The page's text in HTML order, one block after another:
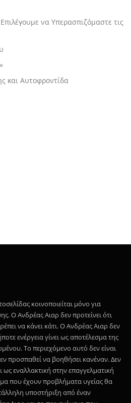
να Υπερασπιζόμαστε τις
και Αυτοφροντίδα
κοινοποιείται μόνο για
Ο Ανδρέας Αιαρ δεν προτείνει ότι
να κάνει κάτι. Ο Ανδρέας Αιαρ δεν
ενέργεια γίνει ως αποτέλεσμα της
Το περιεχόμενο αυτό δεν είναι
προσπαθεί να βοηθήσει κανέναν. Δεν
ως εναλλακτική στην επαγγελματική
που έχουν προβλήματα υγείας θα
υποστήριξη από έναν